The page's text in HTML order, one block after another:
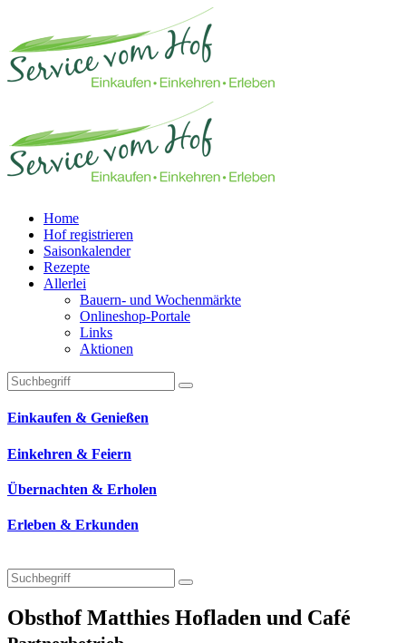
Home
Hof registrieren
Saisonkalender
Rezepte
Allerlei
Bauern- und Wochenmärkte
Onlineshop-Portale
Links
Aktionen
Technisches Feld: Suchfeld
Technisches Feld: Suchbutton
Suche absenden
Einkaufen & Genießen
Einkehren & Feiern
Übernachten & Erholen
Erleben & Erkunden
Obsthof Matthies Hofladen und Café